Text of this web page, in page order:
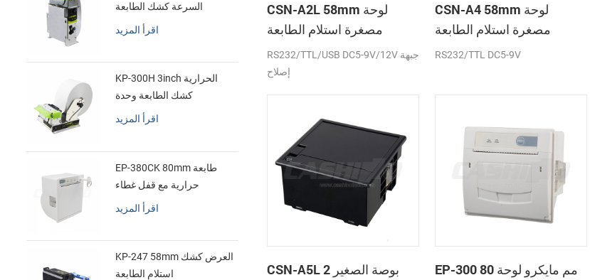
CSN-A2L 58mm لوحة
مصغرة استلام الطابعة
الحرارية
RS232/TTL/USB DC5-9V/12V جبهة
إصلاح
CSN-A4 58mm لوحة
مصغرة استلام الطابعة
الحرارية
RS232/TTL DC5-9V
CSN-A5L 2 بوصة الصغير
EP-300 80 مم مايكرو لوحة
السرعة كشك الطابعة
الحرارية
اقرأ المزيد
KP-300H 3inch الحرارية
كشك الطابعة وحدة
اقرأ المزيد
EP-380CK 80mm طابعة
حرارية مع قفل غطاء
اقرأ المزيد
KP-247 58mm العرض كشك
استلام الطابعة